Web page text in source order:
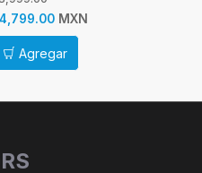
Morado
MXN
Agregar